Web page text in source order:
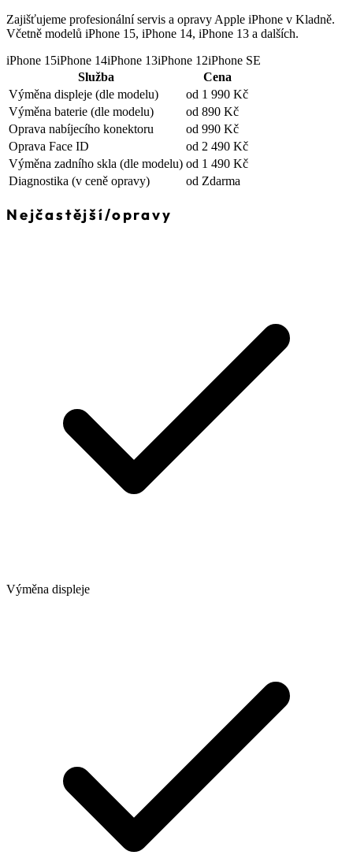
Zajišťujeme profesionální servis a opravy Apple iPhone v Kladně.
Včetně modelů iPhone 15, iPhone 14, iPhone 13 a dalších.
iPhone 15iPhone 14iPhone 13iPhone 12iPhone SE
Služba
Cena
Výměna displeje (dle modelu)
od 1 990 Kč
Výměna baterie (dle modelu)
od 890 Kč
Oprava nabíjecího konektoru
od 990 Kč
Oprava Face ID
od 2 490 Kč
Výměna zadního skla (dle modelu) od 1 490 Kč
Diagnostika (v ceně opravy) od Zdarma
Nejčastější/opravy
Výměna displeje